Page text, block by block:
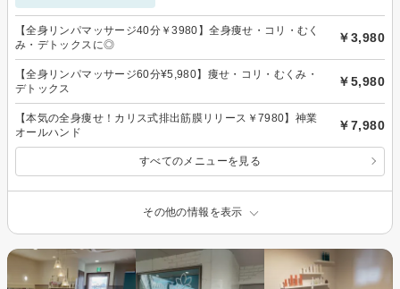
【全身リンパマッサージ40分￥3980】全身痩せ・コリ・むく
み・デトックスに◎
￥3,980
【全身リンパマッサージ60分¥5,980】痩せ・コリ・むくみ・
デトックス
￥5,980
【本気の全身痩せ！カリス式排出筋膜リリース￥7980】神業
オールハンド
￥7,980
すべてのメニューを見る
その他の情報を表示